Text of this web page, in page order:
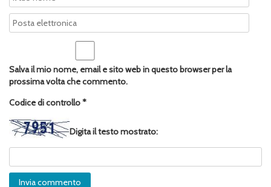
Salva il mio nome, email e sito web in questo browser per la
prossima volta che commento.
Codice di controllo*
Digita il testo mostrato: